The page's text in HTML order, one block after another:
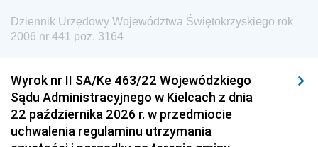
Dziennik Urzędowy Agencji Wywiadu
Dziennik Urzędowy Województwa Świętokrzyskiego rok
2006 nr 441 poz. 3164
Wyrok nr II SA/Ke 463/22 Wojewódzkiego
Sądu Administracyjnego w Kielcach z dnia
22 października 2026 r. w przedmiocie
uchwalenia regulaminu utrzymania